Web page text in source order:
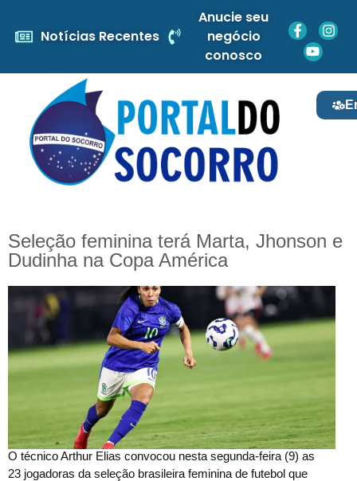
Notícias Recentes
Anucie seu
negócio
conosco
Seleção feminina terá Marta, Jhonson e
Dudinha na Copa América
O técnico Arthur Elias convocou nesta segunda-feira (9) as
23 jogadoras da seleção brasileira feminina de futebol que